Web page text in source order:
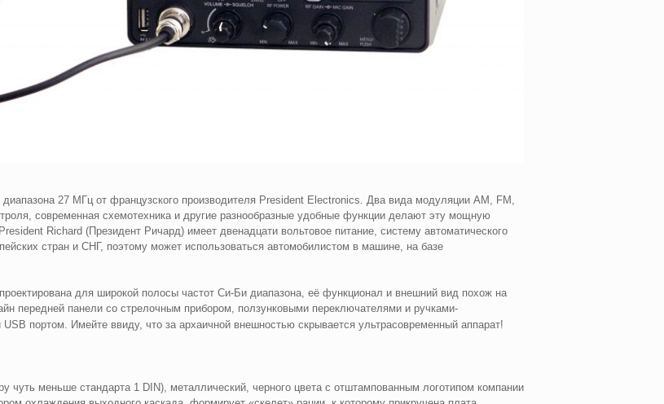
27 МГц от французского производителя President Electronics. Два вида модуляции AM, FM,
современная схемотехника и другие разнообразные удобные функции делают эту мощную
Richard (Президент Ричард) имеет двенадцати вольтовое питание, систему автоматического
стран и СНГ, поэтому может использоваться автомобилистом в машине, на базе
для широкой полосы частот Си-Би диапазона, её функционал и внешний вид похож на
передней панели со стрелочным прибором, ползунковыми переключателями и ручками-
портом. Имейте ввиду, что за архаичной внешностью скрывается ультрасовременный аппарат!
чуть меньше стандарта 1 DIN), металлический, черного цвета с отштампованным логотипом компании